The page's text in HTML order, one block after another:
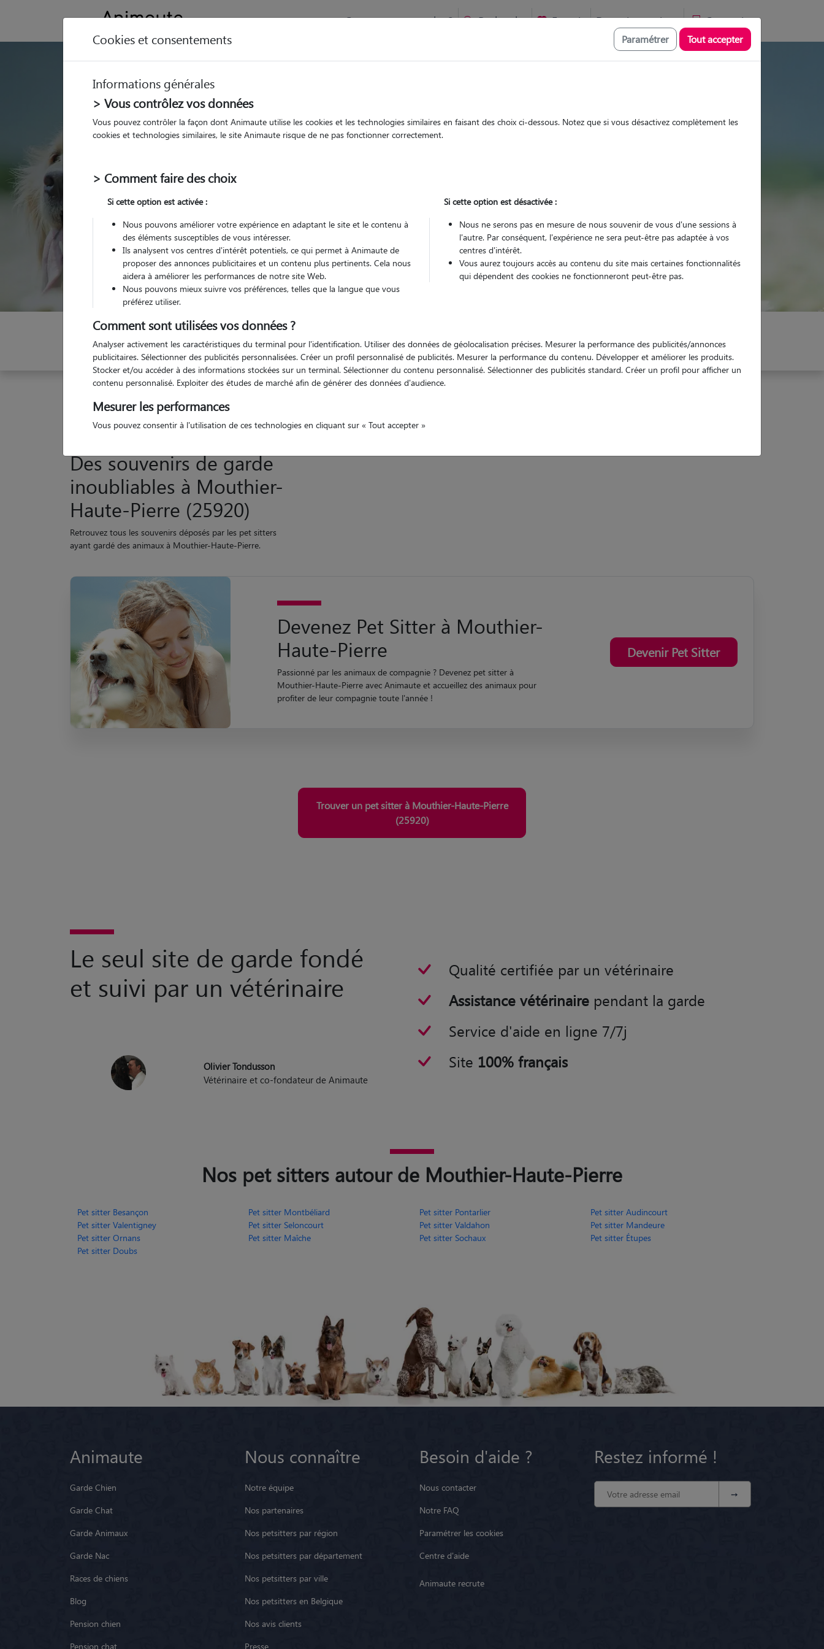
Comment ça marche ? Recherche Favoris Devenir pet sitter Connexion
GARDE ANIMAUX à Mouthier-Haute-Pierre : Garde chien et chat en famille ou à domicile, visites et promenades
Trouvez une garde animaux à
Mouthier-Haute-Pierre
Haute-Pierre
Garde Promenades
Pour quel animal ?
Trouver mon Pet Sitter
Indiquez vos dates
Des souvenirs de garde
inoubliables à Mouthier-
Haute-Pierre (25920)
Retrouvez tous les souvenirs déposés par les pet sitters
ayant gardé des animaux à Mouthier-Haute-Pierre.
Devenez Pet Sitter à Mouthier-
Haute-Pierre
Passionné par les animaux de compagnie ? Devenez pet sitter à
Mouthier-Haute-Pierre avec Animaute et accueillez des animaux pour
profiter de leur compagnie toute l'année !
Devenir Pet Sitter
Trouver un pet sitter à Mouthier-Haute-Pierre
(25920)
Le seul site de garde fondé
et suivi par un vétérinaire
Qualité certifiée par un vétérinaire
Assistance vétérinaire pendant la garde
Service d'aide en ligne 7/7j
Site 100% français
Olivier Tondusson
Vétérinaire et co-fondateur de Animaute
Nos pet sitters autour de Mouthier-Haute-Pierre
Pet sitter Besançon Pet sitter Montbéliard Pet sitter Pontarlier
Pet sitter Audincourt
Pet sitter Valentigney
Pet sitter Seloncourt Pet sitter Valdahon
Pet sitter Mandeure
Pet sitter Ornans
Pet sitter Maîche Pet sitter Sochaux
Pet sitter Étupes
Pet sitter Doubs
Animaute
Garde Chien
Garde Chat
Garde Animaux
Garde Nac
Races de chiens
Blog
Pension chien
Pension chat
Nous connaître
Notre équipe
Nos partenaires
Nos petsitters par région
Nos petsitters par département
Nos petsitters par ville
Nos petsitters en Belgique
Nos avis clients
Presse
Besoin d'aide ?
Nous contacter
Notre FAQ
Paramétrer les cookies
Centre d'aide
Animaute recrute
Restez informé !
Cookies et consentements Paramétrer Tout accepter
Informations générales
> Vous contrôlez vos données
Vous pouvez contrôler la façon dont Animaute utilise les cookies et les technologies similaires en faisant des choix ci-dessous. Notez que si vous désactivez complètement les
cookies et technologies similaires, le site Animaute risque de ne pas fonctionner correctement.
> Comment faire des choix
Si cette option est activée :
Nous pouvons améliorer votre expérience en adaptant le site et le contenu à
des éléments susceptibles de vous intéresser.
Ils analysent vos centres d'intérêt potentiels, ce qui permet à Animaute de
proposer des annonces publicitaires et un contenu plus pertinents. Cela nous
aidera à améliorer les performances de notre site Web.
Nous pouvons mieux suivre vos préférences, telles que la langue que vous
préférez utiliser.
Si cette option est désactivée :
Nous ne serons pas en mesure de nous souvenir de vous d'une sessions à
l'autre. Par conséquent, l'expérience ne sera peut-être pas adaptée à vos
centres d'intérêt.
Vous aurez toujours accès au contenu du site mais certaines fonctionnalités
qui dépendent des cookies ne fonctionneront peut-être pas.
Comment sont utilisées vos données ?
Analyser activement les caractéristiques du terminal pour l'identification. Utiliser des données de géolocalisation précises. Mesurer la performance des publicités/annonces
publicitaires. Sélectionner des publicités personnalisées. Créer un profil personnalisé de publicités. Mesurer la performance du contenu. Développer et améliorer les produits.
Stocker et/ou accéder à des informations stockées sur un terminal. Sélectionner du contenu personnalisé. Sélectionner des publicités standard. Créer un profil pour afficher un
contenu personnalisé. Exploiter des études de marché afin de générer des données d'audience.
Mesurer les performances
Vous pouvez consentir à l'utilisation de ces technologies en cliquant sur « Tout accepter »